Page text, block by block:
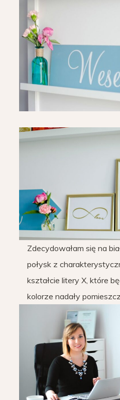
Zdecydowałam się na
połysk z
kształcie litery X, które
kolorze nadały